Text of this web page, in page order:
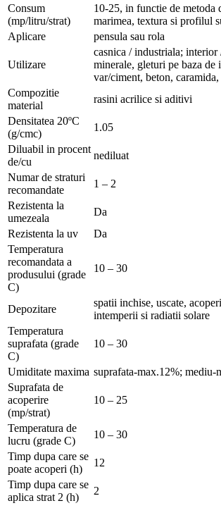
Consum
(mp/litru/strat)
10-25, in functie de metoda
marimea, textura si profilul
Aplicare
pensula sau rola
Utilizare
casnica / industriala;
minerale, gleturi pe baza de
var/ciment, beton,
Compozitie
material
rasini acrilice si aditivi
Densitatea 20ºC
(g/cmc)
1.05
Diluabil in procent
de/cu
nediluat
Numar de straturi
recomandate
1 – 2
Rezistenta la
umezeala
Da
Rezistenta la uv
Da
Temperatura
recomandata a
produsului (grade
C)
10 – 30
Depozitare
spatii inchise, uscate,
intemperii si radiatii solare
Temperatura
suprafata (grade
C)
10 – 30
Umiditate maxima suprafata-max.12%; mediu-
Suprafata de
acoperire
(mp/strat)
10 – 25
Temperatura de
lucru (grade C)
10 – 30
Timp dupa care se
poate acoperi (h)
12
Timp dupa care se
aplica strat 2 (h)
2